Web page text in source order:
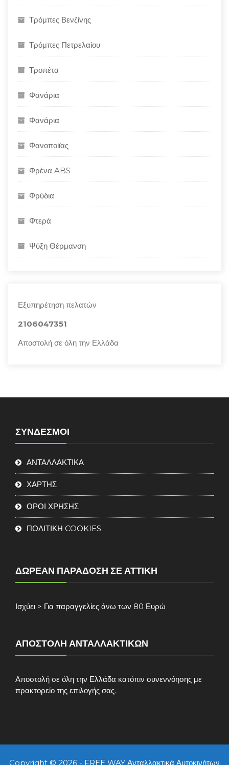
Τρόμπες Βενζίνης
Τρόμπες Πετρελαίου
Τροπέτα
Φανάρια
Φανάρια
Φανοποιϊας
Φρένα ABS
Φρύδια
Φτερά
Ψύξη Θέρμανση
Εξυπηρέτηση πελατών
2106047351
Αποστολή σε όλη την Ελλάδα
ΣΎΝΔΕΣΜΟΙ
ΑΝΤΑΛΛΑΚΤΙΚΑ
ΧΑΡΤΗΣ
ΟΡΟΙ ΧΡΗΣΗΣ
ΠΟΛΙΤΙΚΗ COOKIES
ΔΩΡΕΆΝ ΠΑΡΆΔΟΣΗ ΣΕ ΑΤΤΙΚΉ
Ισχύει > Για παραγγελίες άνω των 80 Ευρώ
ΑΠΟΣΤΟΛΉ ΑΝΤΑΛΛΑΚΤΙΚΏΝ
Αποστολή σε όλη την Ελλάδα κατόπιν συνεννόησης με
πρακτορείο της επιλογής σας.
Copyright © 2026 - FREE WAY Ανταλλακτικά Αυτοκινήτων